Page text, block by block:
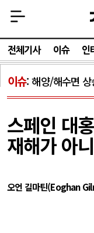
전체기사 이슈 인
이슈 해양/해수면 상
스페인 대
재해가 아
오언 길마틴(Eoghan